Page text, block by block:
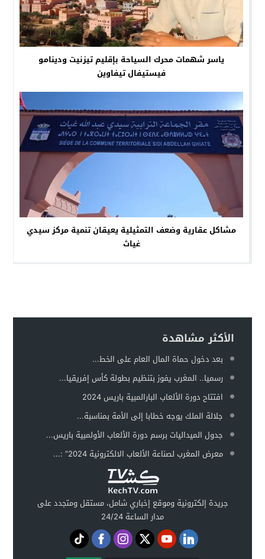
ياسر شهمات محرك السياحة بإقليم تيزنيت ودينامو
فيستيفال تيفاوين
مشاكل عقارية وضعف التمثيلية يعيقان تنمية مركز سيدي
غياث
الأكثر مشاهدة
بعد دخول حماة المال العام على الخط...
رسميا.. المغرب يفوز بتنظيم بطولة كأس إفريقيا...
افتتاح دورة الألعاب البارالمبية باريس 2024
جلالة الملك يوجه خطابا إلى الأمة بمناسبة...
جدول الميداليات برسم دورة الألعاب الأولمبية باريس...
معرض المغرب لصناعة الألعاب الالكترونية 2024” :...
جريدة إلكترونية وموقع إخباري شامل، مستقل ومتجدد على
مدار الساعة 24/24